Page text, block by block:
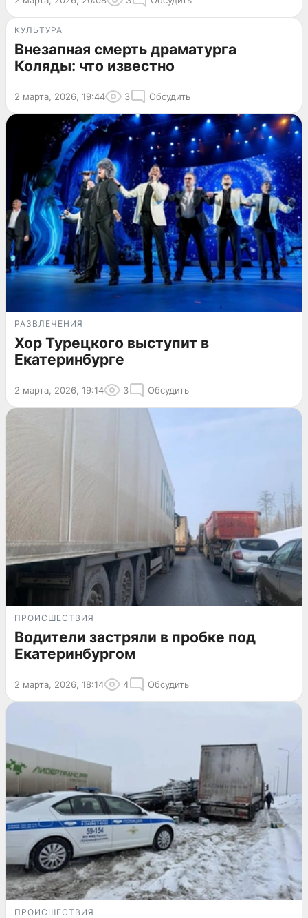
КУЛЬТУРА
Внезапная смерть драматурга
Коляды: что известно
2 марта, 2026, 19:44 3 Обсудить
РАЗВЛЕЧЕНИЯ
Хор Турецкого выступит в
Екатеринбурге
2 марта, 2026, 19:14 3 Обсудить
ПРОИСШЕСТВИЯ
Водители застряли в пробке под
Екатеринбургом
2 марта, 2026, 18:14 4 Обсудить
ПРОИСШЕСТВИЯ